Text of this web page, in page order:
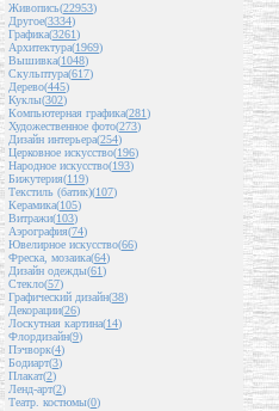
Живопись(22953)
Другое(3334)
Графика(3261)
Архитектура(1969)
Вышивка(1048)
Скульптура(617)
Дерево(445)
Куклы(302)
Компьютерная графика(281)
Художественное фото(273)
Дизайн интерьера(254)
Церковное искусство(196)
Народное искусство(193)
Бижутерия(119)
Текстиль (батик)(107)
Керамика(105)
Витражи(103)
Аэрография(74)
Ювелирное искусство(66)
Фреска, мозаика(64)
Дизайн одежды(61)
Стекло(57)
Графический дизайн(38)
Декорации(26)
Лоскутная картина(14)
Флордизайн(9)
Пэчворк(4)
Бодиарт(3)
Плакат(2)
Ленд-арт(2)
Театр. костюмы(0)